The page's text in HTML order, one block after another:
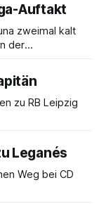
Auftakt
zweimal kalt
der
zu RB Leipzig
Leganés
Weg bei CD